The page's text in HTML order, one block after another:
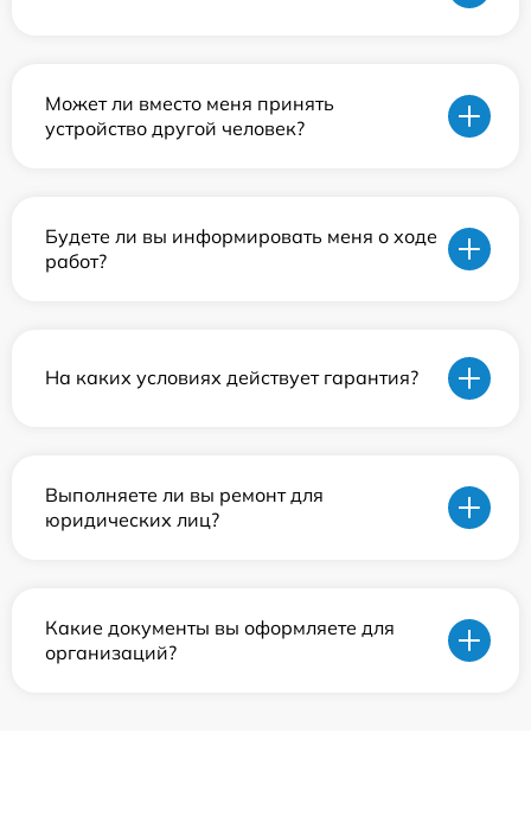
Может ли вместо меня принять
устройство другой человек?
Будете ли вы информировать меня о ходе
работ?
На каких условиях действует гарантия?
Выполняете ли вы ремонт для
юридических лиц?
Какие документы вы оформляете для
организаций?